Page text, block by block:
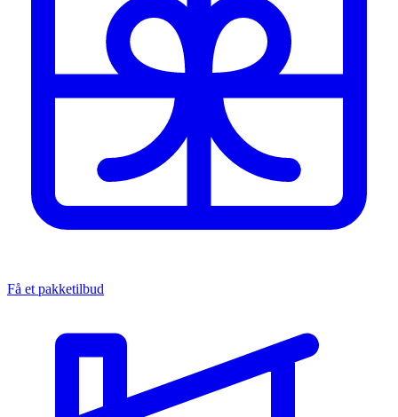
Få et pakketilbud